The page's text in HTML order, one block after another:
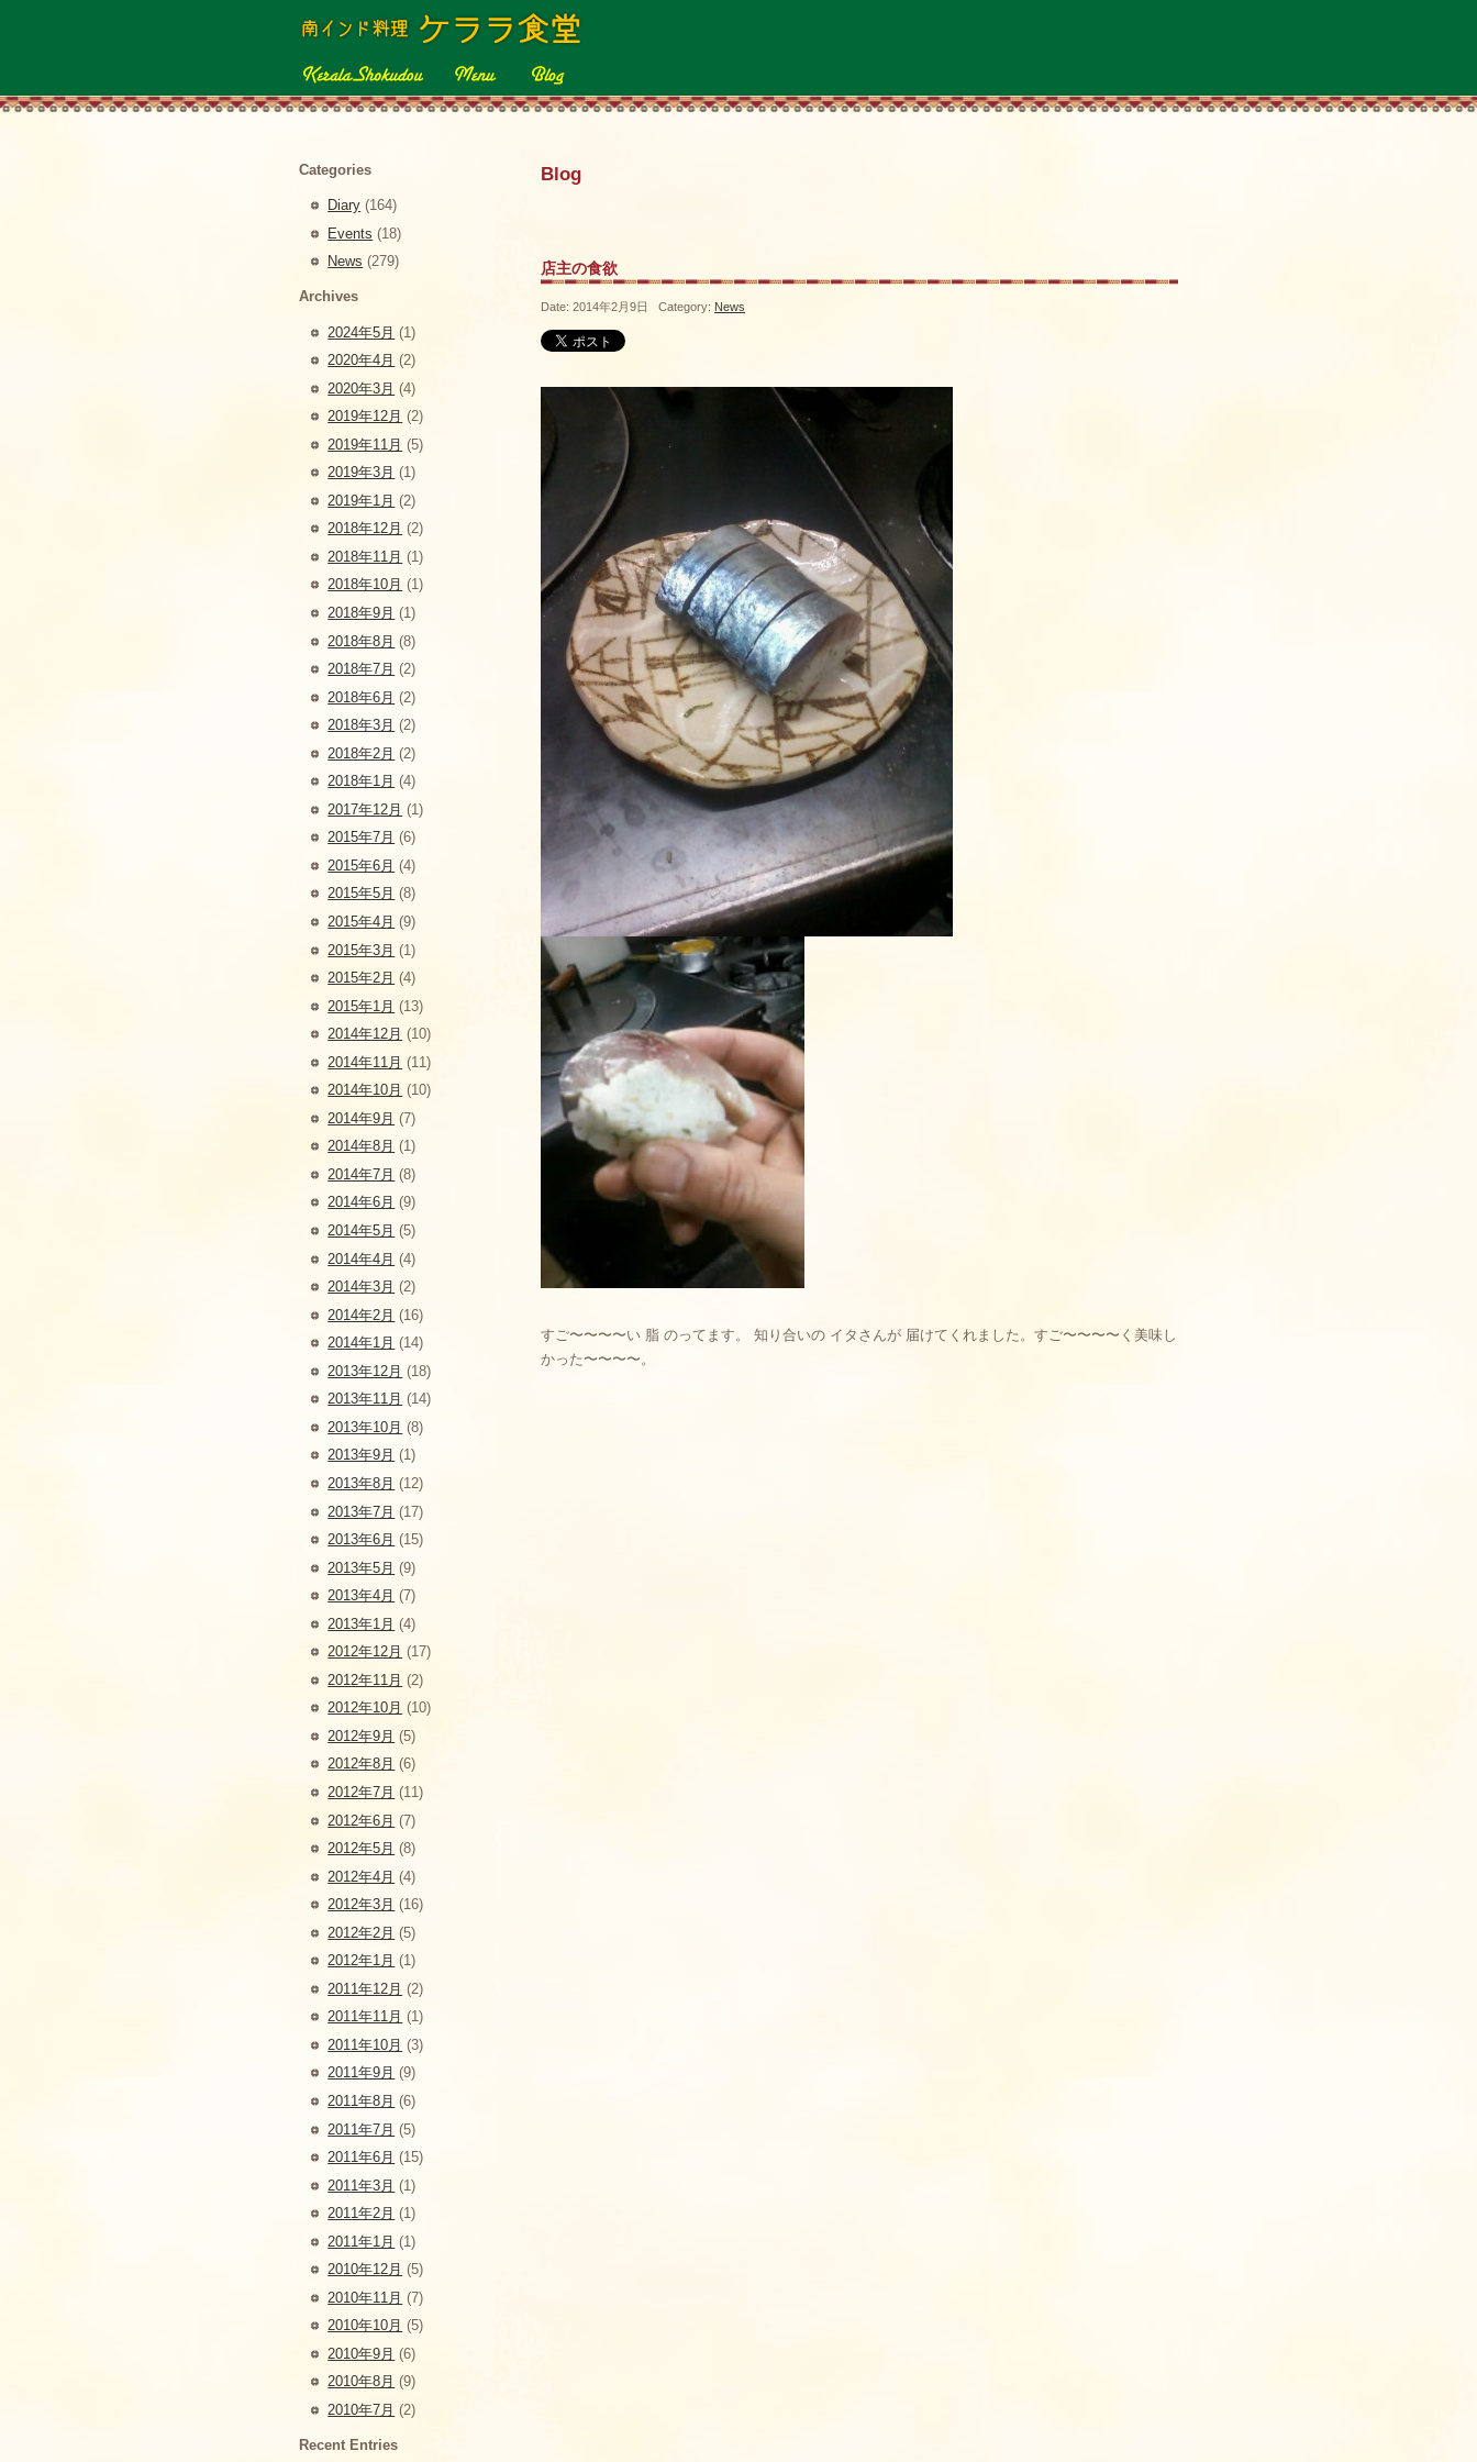
Blog
店主の食欲
Date: 2014年2月9日 Category: News
すご〜〜〜〜い 脂 のってます。 知り合いの イタさんが 届けてくれました。すご〜〜〜〜く美味し
かった〜〜〜〜。
Categories
Diary (164)
Events (18)
News (279)
Archives
2024年5月 (1)
2020年4月 (2)
2020年3月 (4)
2019年12月 (2)
2019年11月 (5)
2019年3月 (1)
2019年1月 (2)
2018年12月 (2)
2018年11月 (1)
2018年10月 (1)
2018年9月 (1)
2018年8月 (8)
2018年7月 (2)
2018年6月 (2)
2018年3月 (2)
2018年2月 (2)
2018年1月 (4)
2017年12月 (1)
2015年7月 (6)
2015年6月 (4)
2015年5月 (8)
2015年4月 (9)
2015年3月 (1)
2015年2月 (4)
2015年1月 (13)
2014年12月 (10)
2014年11月 (11)
2014年10月 (10)
2014年9月 (7)
2014年8月 (1)
2014年7月 (8)
2014年6月 (9)
2014年5月 (5)
2014年4月 (4)
2014年3月 (2)
2014年2月 (16)
2014年1月 (14)
2013年12月 (18)
2013年11月 (14)
2013年10月 (8)
2013年9月 (1)
2013年8月 (12)
2013年7月 (17)
2013年6月 (15)
2013年5月 (9)
2013年4月 (7)
2013年1月 (4)
2012年12月 (17)
2012年11月 (2)
2012年10月 (10)
2012年9月 (5)
2012年8月 (6)
2012年7月 (11)
2012年6月 (7)
2012年5月 (8)
2012年4月 (4)
2012年3月 (16)
2012年2月 (5)
2012年1月 (1)
2011年12月 (2)
2011年11月 (1)
2011年10月 (3)
2011年9月 (9)
2011年8月 (6)
2011年7月 (5)
2011年6月 (15)
2011年3月 (1)
2011年2月 (1)
2011年1月 (1)
2010年12月 (5)
2010年11月 (7)
2010年10月 (5)
2010年9月 (6)
2010年8月 (9)
2010年7月 (2)
Recent Entries